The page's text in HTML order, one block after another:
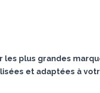
plus grandes
et adaptées à